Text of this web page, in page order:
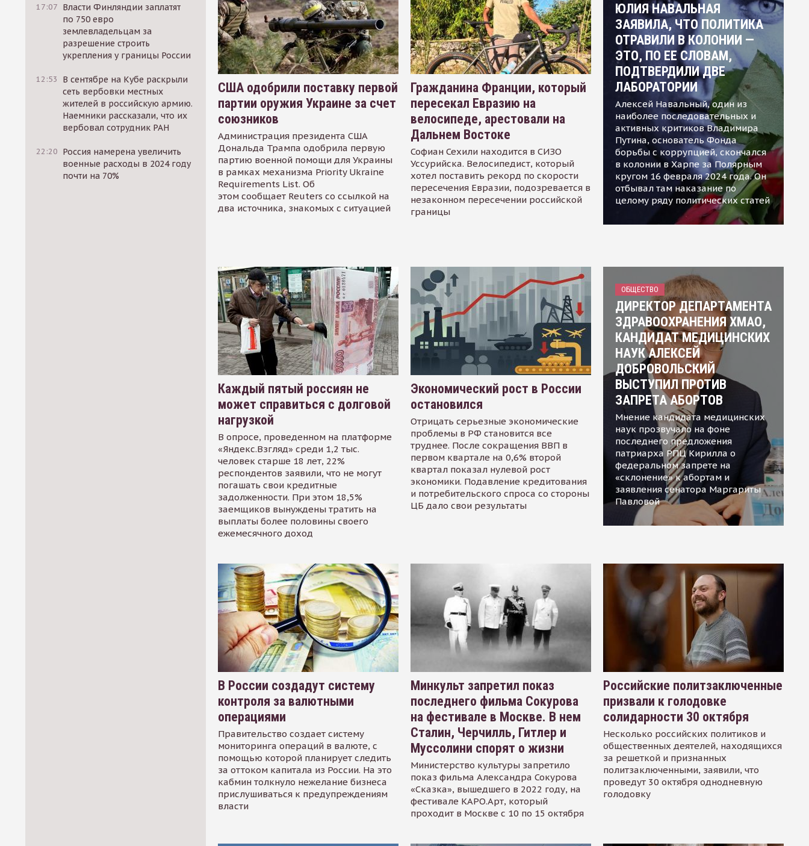
17:07 Власти Финляндии заплатят
по 750 евро
землевладельцам за
разрешение строить
укрепления у границы России
12:53
В сентябре на Кубе раскрыли
сеть вербовки местных
жителей в российскую армию.
Наемники рассказали, что их
вербовал сотрудник РАН
22:20 Россия намерена увеличить
военные расходы в 2024 году
почти на 70%
США одобрили поставку первой
партии оружия Украине за счет
союзников
Администрация президента США
Дональда Трампа одобрила первую
партию военной помощи для Украины
в рамках механизма Priority Ukraine
Requirements List. Об
этом сообщает Reuters со ссылкой на
два источника, знакомых с ситуацией
Гражданина Франции, который
пересекал Евразию на
велосипеде, арестовали на
Дальнем Востоке
Софиан Сехили находится в СИЗО
Уссурийска. Велосипедист, который
хотел поставить рекорд по скорости
пересечения Евразии, подозревается в
незаконном пересечении российской
границы
ЮЛИЯ НАВАЛЬНАЯ
ЗАЯВИЛА, ЧТО ПОЛИТИКА
ОТРАВИЛИ В КОЛОНИИ —
ЭТО, ПО ЕЕ СЛОВАМ,
ПОДТВЕРДИЛИ ДВЕ
ЛАБОРАТОРИИ
Алексей Навальный, один из
наиболее последовательных и
активных критиков Владимира
Путина, основатель Фонда
борьбы с коррупцией, скончался
в колонии в Харпе за Полярным
кругом 16 февраля 2024 года. Он
отбывал там наказание по
целому ряду политических статей
Каждый пятый россиян не
может справиться с долговой
нагрузкой
В опросе, проведенном на платформе
«Яндекс.Взгляд» среди 1,2 тыс.
человек старше 18 лет, 22%
респондентов заявили, что не могут
погашать свои кредитные
задолженности. При этом 18,5%
заемщиков вынуждены тратить на
выплаты более половины своего
ежемесячного доход
Экономический рост в России
остановился
Отрицать серьезные экономические
проблемы в РФ становится все
труднее. После сокращения ВВП в
первом квартале на 0,6% второй
квартал показал нулевой рост
экономики. Подавление кредитования
и потребительского спроса со стороны
ЦБ дало свои результаты
ОБЩЕСТВО
ДИРЕКТОР ДЕПАРТАМЕНТА
ЗДРАВООХРАНЕНИЯ ХМАО,
КАНДИДАТ МЕДИЦИНСКИХ
НАУК АЛЕКСЕЙ
ДОБРОВОЛЬСКИЙ
ВЫСТУПИЛ ПРОТИВ
ЗАПРЕТА АБОРТОВ
Мнение кандидата медицинских
наук прозвучало на фоне
последнего предложения
патриарха РПЦ Кирилла о
федеральном запрете на
«склонение» к абортам и
заявления сенатора Маргариты
Павловой
В России создадут систему
контроля за валютными
операциями
Правительство создает систему
мониторинга операций в валюте, с
помощью которой планирует следить
за оттоком капитала из России. На это
кабмин толкнуло нежелание бизнеса
прислушиваться к предупреждениям
власти
Минкульт запретил показ
последнего фильма Сокурова
на фестивале в Москве. В нем
Сталин, Черчилль, Гитлер и
Муссолини спорят о жизни
Министерство культуры запретило
показ фильма Александра Сокурова
«Сказка», вышедшего в 2022 году, на
фестивале КАРО.Арт, который
проходит в Москве с 10 по 15 октября
Российские политзаключенные
призвали к голодовке
солидарности 30 октября
Несколько российских политиков и
общественных деятелей, находящихся
за решеткой и признанных
политзаключенными, заявили, что
проведут 30 октября однодневную
голодовку